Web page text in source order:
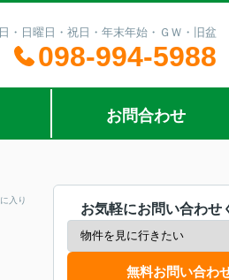
日曜日・祝日・年末年始・ＧＷ・旧盆
098-994-5988
お問合わせ
入り
お気軽にお問い合わせ
無料お問い合わ